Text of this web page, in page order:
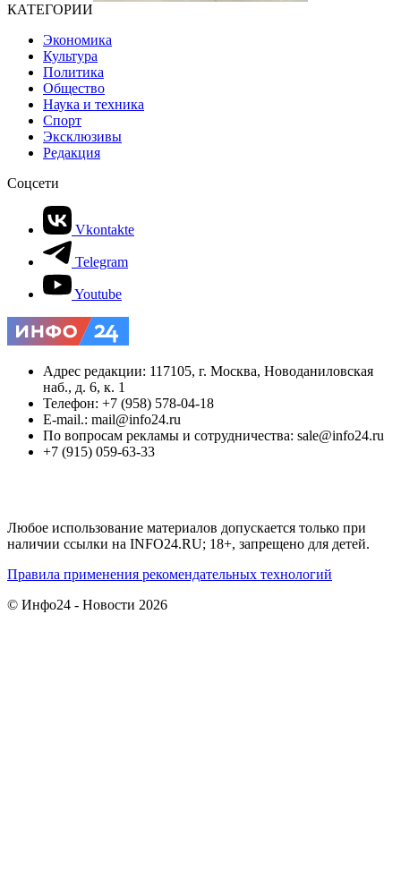
КАТЕГОРИИ
Экономика
Культура
Политика
Общество
Наука и техника
Спорт
Эксклюзивы
Редакция
Соцсети
Vkontakte
Telegram
Youtube
Адрес редакции: 117105, г. Москва, Новоданиловская
наб., д. 6, к. 1
Телефон: +7 (958) 578-04-18
E-mail.: mail@info24.ru
По вопросам рекламы и сотрудничества: sale@info24.ru
+7 (915) 059-63-33
Любое использование материалов допускается только при
наличии ссылки на INFO24.RU; 18+, запрещено для детей.
Правила применения рекомендательных технологий
© Инфо24 - Новости 2026